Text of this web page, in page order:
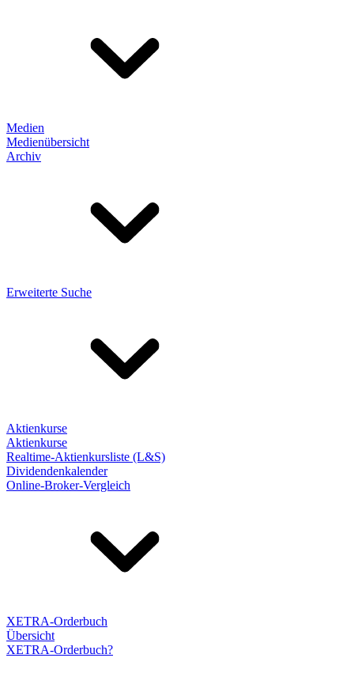
Medien
Medienübersicht
Archiv
Erweiterte Suche
Aktienkurse
Aktienkurse
Realtime-Aktienkursliste (L&S)
Dividendenkalender
Online-Broker-Vergleich
XETRA-Orderbuch
Übersicht
XETRA-Orderbuch?